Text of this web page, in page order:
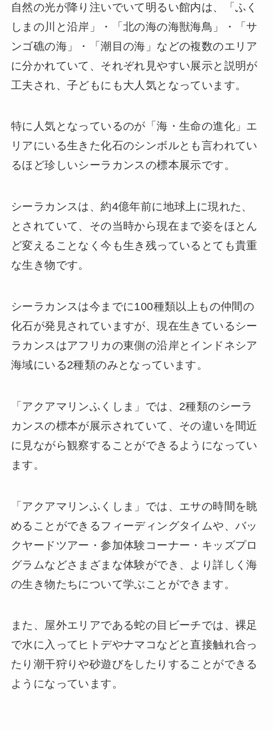
自然の光が降り注いでいて明るい館内は、「ふく
しまの川と沿岸」・「北の海の海獣海鳥」・「サ
ンゴ礁の海」・「潮目の海」などの複数のエリア
に分かれていて、それぞれ見やすい展示と説明が
工夫され、子どもにも大人気となっています。
特に人気となっているのが「海・生命の進化」エ
リアにいる生きた化石のシンボルとも言われてい
るほど珍しいシーラカンスの標本展示です。
シーラカンスは、約4億年前に地球上に現れた、
とされていて、その当時から現在まで姿をほとん
ど変えることなく今も生き残っているとても貴重
な生き物です。
シーラカンスは今までに100種類以上もの仲間の
化石が発見されていますが、現在生きているシー
ラカンスはアフリカの東側の沿岸とインドネシア
海域にいる2種類のみとなっています。
「アクアマリンふくしま」では、2種類のシーラ
カンスの標本が展示されていて、その違いを間近
に見ながら観察することができるようになってい
ます。
「アクアマリンふくしま」では、エサの時間を眺
めることができるフィーディングタイムや、バッ
クヤードツアー・参加体験コーナー・キッズプロ
グラムなどさまざまな体験ができ、より詳しく海
の生き物たちについて学ぶことができます。
また、屋外エリアである蛇の目ビーチでは、裸足
で水に入ってヒトデやナマコなどと直接触れ合っ
たり潮干狩りや砂遊びをしたりすることができる
ようになっています。